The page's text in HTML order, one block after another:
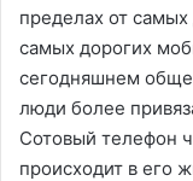
пределах от
самых дорогих
сегодняшнем
люди более
Сотовый телефон
происходит в его